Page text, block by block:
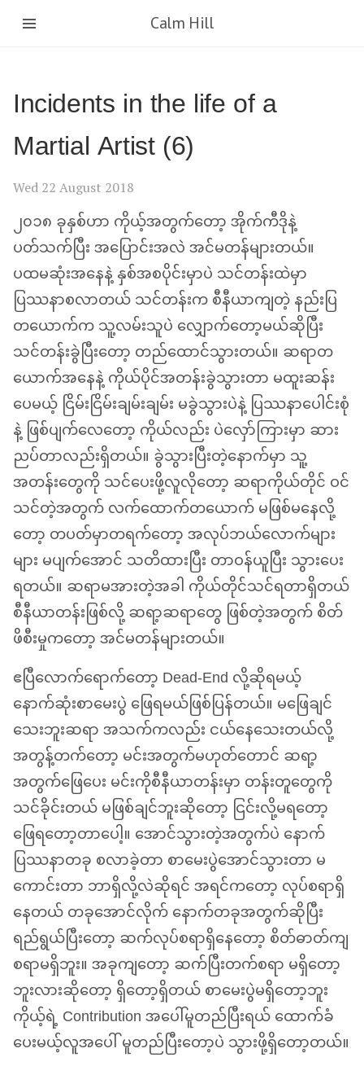
Calm Hill
Incidents in the life of a
Martial Artist (6)
Wed 22 August 2018
၂၀၁၈ ခုနှစ်ဟာ ကိုယ့်အတွက်တော့ အိုက်ကီဒိုနဲ့
ပတ်သက်ပြီး အပြောင်းအလဲ အင်မတန်များတယ်။
ပထမဆုံးအနေနဲ့ နှစ်အစပိုင်းမှာပဲ သင်တန်းထဲမှာ
ပြဿနာစလာတယ် သင်တန်းက စီနီယာကျတဲ့ နည်းပြ
တယောက်က သူ့လမ်းသူပဲ လျှောက်တော့မယ်ဆိုပြီး
သင်တန်းခွဲပြီးတော့ တည်ထောင်သွားတယ်။ ဆရာတ
ယောက်အနေနဲ့ ကိုယ်ပိုင်အတန်းခွဲသွားတာ မထူးဆန်း
ပေမယ့် ငြိမ်းငြိမ်းချမ်းချမ်း မခွဲသွားပဲနဲ့ ပြဿနာပေါင်းစုံ
နဲ့ ဖြစ်ပျက်လေတော့ ကိုယ်လည်း ပဲလှော်ကြားမှာ ဆား
ညပ်တာလည်းရှိတယ်။ ခွဲသွားပြီးတဲ့နောက်မှာ သူ့
အတန်းတွေကို သင်ပေးဖို့လူလိုတော့ ဆရာကိုယ်တိုင် ဝင်
သင်တဲ့အတွက် လက်ထောက်တယောက် မဖြစ်မနေလို့
တော့ တပတ်မှာတရက်တော့ အလုပ်ဘယ်လောက်များ
များ မပျက်အောင် သတိထားပြီး တာဝန်ယူပြီး သွားပေး
ရတယ်။ ဆရာမအားတဲ့အခါ ကိုယ်တိုင်သင်ရတာရှိတယ်
စီနီယာတန်းဖြစ်လို့ ဆရာ့ဆရာတွေ ဖြစ်တဲ့အတွက် စိတ်
ဖိစီးမှုကတော့ အင်မတန်များတယ်။
ဧပြီလောက်ရောက်တော့ Dead-End လို့ဆိုရမယ့်
နောက်ဆုံးစာမေးပွဲ ဖြေရမယ်ဖြစ်ပြန်တယ်။ မဖြေချင်
သေးဘူးဆရာ အသက်ကလည်း ငယ်နေသေးတယ်လို့
အတွန့်တက်တော့ မင်းအတွက်မဟုတ်တောင် ဆရာ့
အတွက်ဖြေပေး မင်းကိုစီနီယာတန်းမှာ တန်းတူတွေကို
သင်ခိုင်းတယ် မဖြစ်ချင်ဘူးဆိုတော့ ငြင်းလို့မရတော့
ဖြေရတော့တာပေါ့။ အောင်သွားတဲ့အတွက်ပဲ နောက်
ပြဿနာတခု စလာခဲ့တာ စာမေးပွဲအောင်သွားတာ မ
ကောင်းတာ ဘာရှိလို့လဲဆိုရင် အရင်ကတော့ လုပ်စရာရှိ
နေတယ် တခုအောင်လိုက် နောက်တခုအတွက်ဆိုပြီး
ရည်ရွယ်ပြီးတော့ ဆက်လုပ်စရာရှိနေတော့ စိတ်ဓာတ်ကျ
စရာမရှိဘူး။ အခုကျတော့ ဆက်ပြီးတက်စရာ မရှိတော့
ဘူးလားဆိုတော့ ရှိတော့ရှိတယ် စာမေးပွဲမရှိတော့ဘူး
ကိုယ့်ရဲ့ Contribution အပေါ်မူတည်ပြီးရယ် ထောက်ခံ
ပေးမယ့်လူအပေါ် မူတည်ပြီးတော့ပဲ သွားဖို့ရှိတော့တယ်။